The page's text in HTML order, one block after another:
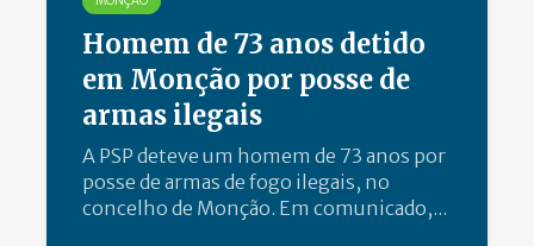
Homem de 73 anos detido
em Monção por posse de
armas ilegais
A PSP deteve um homem de 73 anos por
posse de armas de fogo ilegais, no
concelho de Monção. Em comunicado,...